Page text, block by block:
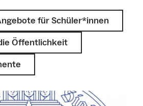
für Schüler*innen
Öffentlichkeit